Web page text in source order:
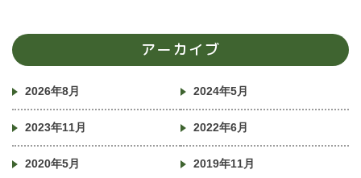
アーカイブ
2026年8月 2024年5月
2023年11月 2022年6月
2020年5月 2019年11月